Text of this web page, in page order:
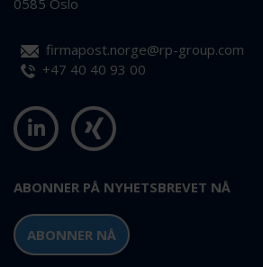
0585 Oslo
firmapost.norge@rp-group.com
+47 40 40 93 00
ABONNER PÅ NYHETSBREVET NÅ
ABONNER NÅ